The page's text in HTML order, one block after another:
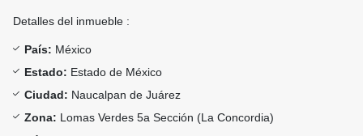
Detalles del inmueble :
País: México
Estado: Estado de México
Ciudad: Naucalpan de Juárez
Zona: Lomas Verdes 5a Sección (La Concordia)